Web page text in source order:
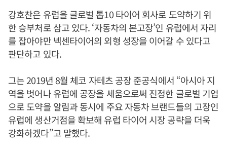
강호찬은 유럽을 글로벌 톱10 타이어 회사로 도약하기 위
한 승부처로 삼고 있다. ‘자동차의 본고장’인 유럽에서 자리
를 잡아야만 넥센타이어의 외형 성장을 이어갈 수 있다고
판단하고 있다.
그는 2019년 8월 체코 자테츠 공장 준공식에서 “아시아 지
역을 벗어나 유럽에 공장을 세움으로써 진정한 글로벌 기업
으로 도약을 알림과 동시에 주요 자동차 브랜드들의 고장인
유럽에 생산거점을 확보해 유럽 타이어 시장 공략을 더욱
강화하겠다”고 말했다.